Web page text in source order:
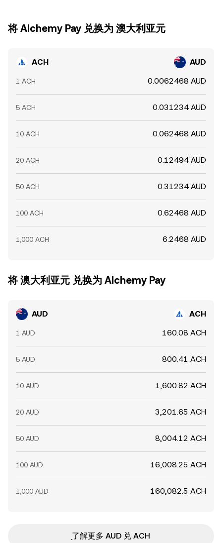
将 Alchemy Pay 兑换为 澳大利亚元
ACH AUD
1 ACH 0.0062468 AUD
5 ACH 0.031234 AUD
10 ACH 0.062468 AUD
20 ACH 0.12494 AUD
50 ACH 0.31234 AUD
100 ACH 0.62468 AUD
1,000 ACH 6.2468 AUD
将 澳大利亚元 兑换为 Alchemy Pay
AUD ACH
1 AUD 160.08 ACH
5 AUD 800.41 ACH
10 AUD 1,600.82 ACH
20 AUD 3,201.65 ACH
50 AUD 8,004.12 ACH
100 AUD 16,008.25 ACH
1,000 AUD 160,082.5 ACH
ִִִִִִִִִִִִִִִִִִִִִִִִִִִִִִִִִִִִִִִִִִִִִִִ了解更多 AUD 兑 ACH